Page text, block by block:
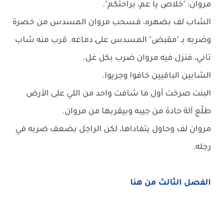
مروان: "خلاص يا عم، براحتكم".
الشاب لف بضهره، فـسحب مروان المسدس من خصرة
وضربه بـ "مقبض" المسدس على دماغه. قرب منه شاب
تاني، فنزل فيه مروان ضرب بكل غل.
الشابين الباقيين خافوا وجريوا.
البنت صرخت أول ما شافت واحد من اللي على الأرض
طلّع آلة حادة من جيبه وبيقربها من مروان.
مروان لف وحاول يتفاداها، لكن الراجل بضعف ضربه في
رجله.
الفصل الثالث من هنا